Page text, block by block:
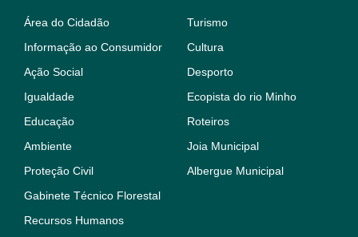
Área do Cidadão
Informação ao Consumidor
Ação Social
Igualdade
Educação
Ambiente
Proteção Civil
Gabinete Técnico Florestal
Recursos Humanos
Turismo
Cultura
Desporto
Ecopista do rio Minho
Roteiros
Joia Municipal
Albergue Municipal